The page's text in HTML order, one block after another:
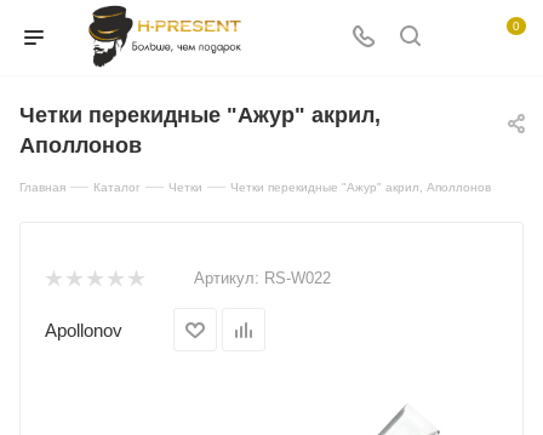
0
Четки перекидные "Ажур" акрил,
Аполлонов
Главная — Каталог — Четки — Четки перекидные "Ажур" акрил, Аполлонов
Артикул: RS-W022
Apollonov